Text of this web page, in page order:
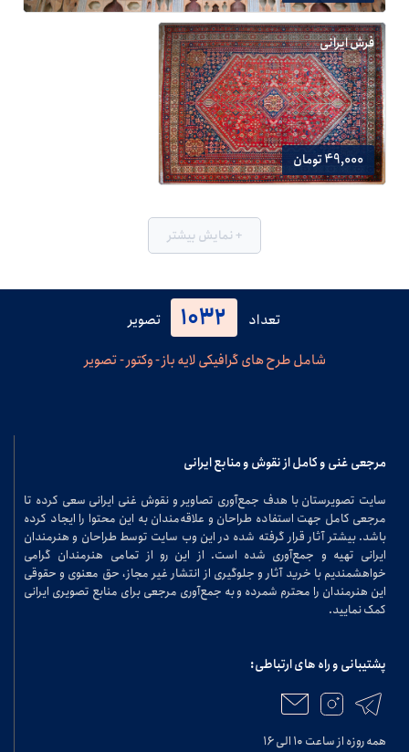
فرش ایرانی
49,000 تومان
+ نمایش بیشتر
تعداد 1032
تصویر
شامل طرح های گرافیکی لایه باز - وکتور - تصویر
مرجعی غنی و کامل از نقوش و منابع ایرانی
سایت تصویرستان با هدف جمع‌آوری تصاویر و نقوش غنی ایرانی سعی کرده تا
مرجعی کامل جهت استفاده طراحان و علاقه‌مندان به این محتوا را ایجاد کرده
باشد. بیشتر آثار قرار گرفته شده در این وب سایت توسط طراحان و هنرمندان
ایرانی تهیه و جمع‌آوری شده است. از این رو از تمامی هنرمندان گرامی
خواهشمندیم با خرید آثار و جلوگیری از انتشار غیر مجاز، حق معنوی و حقوقی
این هنرمندان را محترم شمرده و به جمع‌آوری مرجعی برای منابع تصویری ایرانی
کمک نمایید.
پشتیبانی و راه های ارتباطی:
همه روزه از ساعت ۱۰ الی ۱۶